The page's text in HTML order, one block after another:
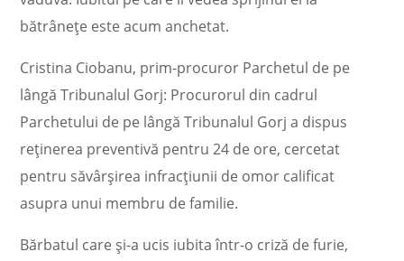
bătrâneţe este acum anchetat.
Cristina Ciobanu, prim-procuror Parchetul de pe
lângă Tribunalul Gorj: Procurorul din cadrul
Parchetului de pe lângă Tribunalul Gorj a dispus
reţinerea preventivă pentru 24 de ore, cercetat
pentru săvârşirea infracţiunii de omor calificat
asupra unui membru de familie.
Bărbatul care şi-a ucis iubita într-o criză de furie,